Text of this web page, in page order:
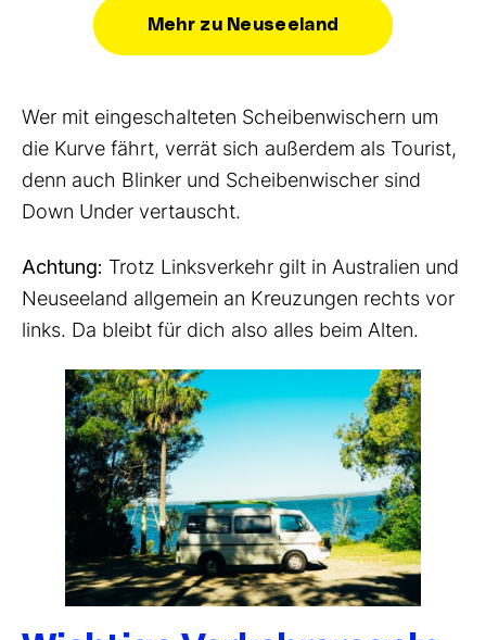
Mehr zu Neuseeland
Wer mit eingeschalteten Scheibenwischern um
die Kurve fährt, verrät sich außerdem als Tourist,
denn auch Blinker und Scheibenwischer sind
Down Under vertauscht.
Achtung: Trotz Linksverkehr gilt in Australien und
Neuseeland allgemein an Kreuzungen rechts vor
links. Da bleibt für dich also alles beim Alten.